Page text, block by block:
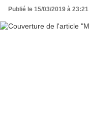
Publié le 15/03/2019 à 23:21